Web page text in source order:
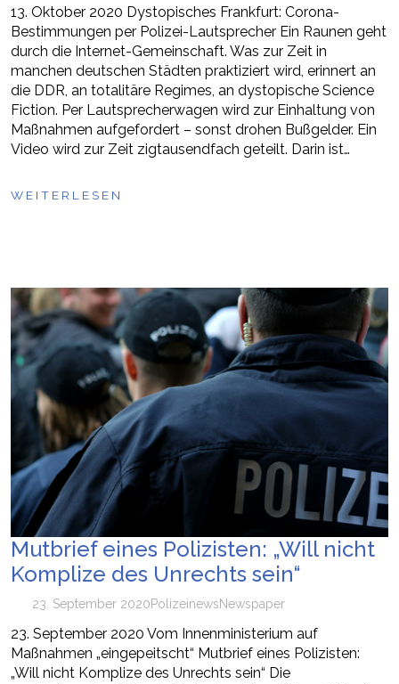
13. Oktober 2020 Dystopisches Frankfurt: Corona-
Bestimmungen per Polizei-Lautsprecher Ein Raunen geht
durch die Internet-Gemeinschaft. Was zur Zeit in
manchen deutschen Städten praktiziert wird, erinnert an
die DDR, an totalitäre Regimes, an dystopische Science
Fiction. Per Lautsprecherwagen wird zur Einhaltung von
Maßnahmen aufgefordert – sonst drohen Bußgelder. Ein
Video wird zur Zeit zigtausendfach geteilt. Darin ist…
WEITERLESEN
Mutbrief eines Polizisten: „Will nicht
Komplize des Unrechts sein“
23. September 2020PolizeinewsNewspaper
23. September 2020 Vom Innenministerium auf
Maßnahmen „eingepeitscht“ Mutbrief eines Polizisten:
„Will nicht Komplize des Unrechts sein“ Die